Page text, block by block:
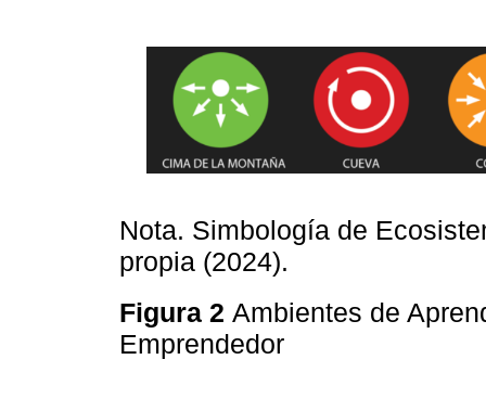
Nota. Simbología de
propia (2024).
Figura 2 Ambientes de
Emprendedor